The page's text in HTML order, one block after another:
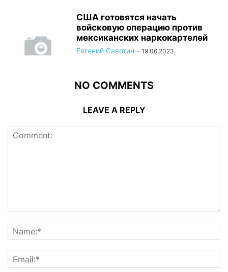
США готовятся начать
войсковую операцию против
мексиканских наркокартелей
Евгений Савотин - 19.06.2023
NO COMMENTS
LEAVE A REPLY